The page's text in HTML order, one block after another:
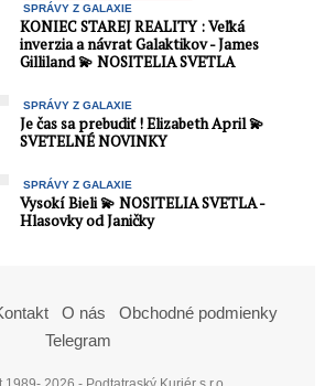
SPRÁVY Z GALAXIE
KONIEC STAREJ REALITY : Veľká
inverzia a návrat Galaktikov - James
Gilliland 💫 NOSITELIA SVETLA
SPRÁVY Z GALAXIE
Je čas sa prebudiť ! Elizabeth April 💫
SVETELNÉ NOVINKY
SPRÁVY Z GALAXIE
Vysokí Bieli 💫 NOSITELIA SVETLA -
Hlasovky od Janičky
O nás
Obchodné podmienky
Telegram